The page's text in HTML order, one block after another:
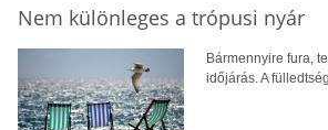
Nem különleges a trópusi nyár
Bármennyire fura,
időjárás. A